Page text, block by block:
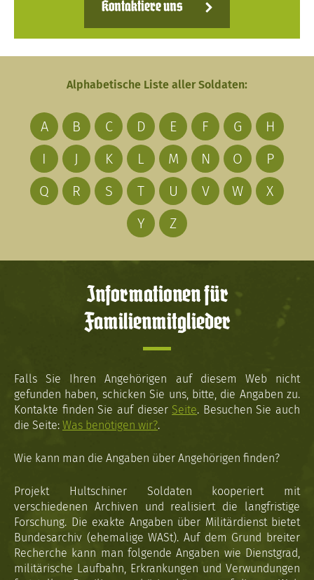
Kontaktiere uns
Alphabetische Liste aller Soldaten:
A B C D E F G
H
I
J K L M N O
P
Q
R S T U V W
X
Y
Z
Informationen für
Familienmitglieder
Falls Sie Ihren Angehörigen auf diesem Web nicht
gefunden haben, schicken Sie uns, bitte, die Angaben zu.
Kontakte finden Sie auf dieser Seite. Besuchen Sie auch
die Seite: Was benötigen wir?.
Wie kann man die Angaben über Angehörigen finden?
Projekt Hultschiner Soldaten kooperiert mit
verschiedenen Archiven und realisiert die langfristige
Forschung. Die exakte Angaben über Militärdienst bietet
Bundesarchiv (ehemalige WASt). Auf dem Grund breiter
Recherche kann man folgende Angaben wie Dienstgrad,
militärische Laufbahn, Erkrankungen und Verwundungen